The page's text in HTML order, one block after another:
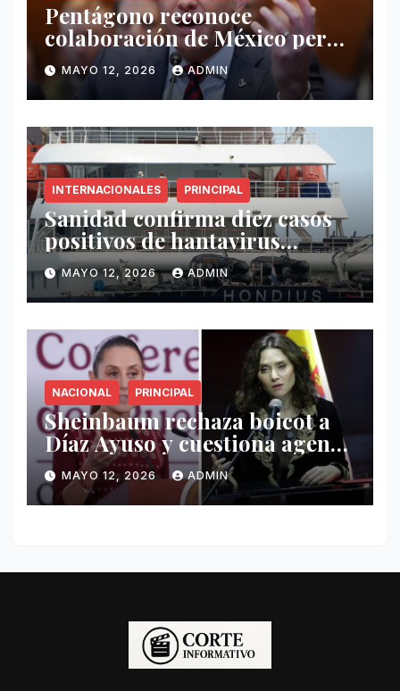
Pentágono reconoce
colaboración de México pero
exige mayor operatividad
antidrogas
MAYO 12, 2026 ADMIN
INTERNACIONALES PRINCIPAL
Sanidad confirma diez casos
positivos de hantavirus
vinculados al crucero MV
Hondius
MAYO 12, 2026 ADMIN
NACIONAL PRINCIPAL
Sheinbaum rechaza boicot a
Díaz Ayuso y cuestiona agenda
de funcionaria española
MAYO 12, 2026 ADMIN